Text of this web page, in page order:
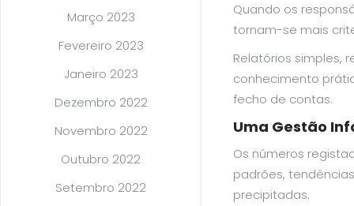
Março 2023
Fevereiro 2023
Janeiro 2023
Dezembro 2022
Novembro 2022
Outubro 2022
Setembro 2022
Quando os
tornam-se mais
Relatórios simples,
conhecimento
fecho de contas.
Uma Gestão
Os números
padrões,
precipitadas.